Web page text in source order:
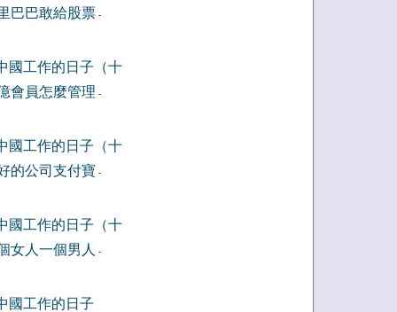
巴巴敢給股票-
國工作的日子（十
會員怎麼管理 -
國工作的日子（十
的公司支付寶 -
國工作的日子（十
女人一個男人
-
國工作的日子